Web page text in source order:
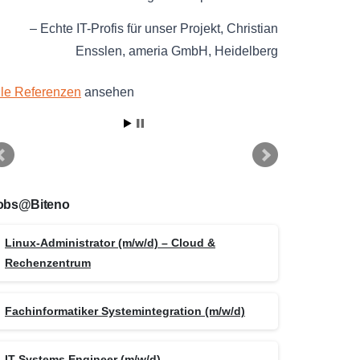
Echte IT-Profis für unser Projekt Christian
Ensslen ameria GmbH Heidelberg
Referenzen ansehen
Linux-Administrator (m/w/d) – Cloud &
Rechenzentrum
Fachinformatiker Systemintegration (m/w/d)